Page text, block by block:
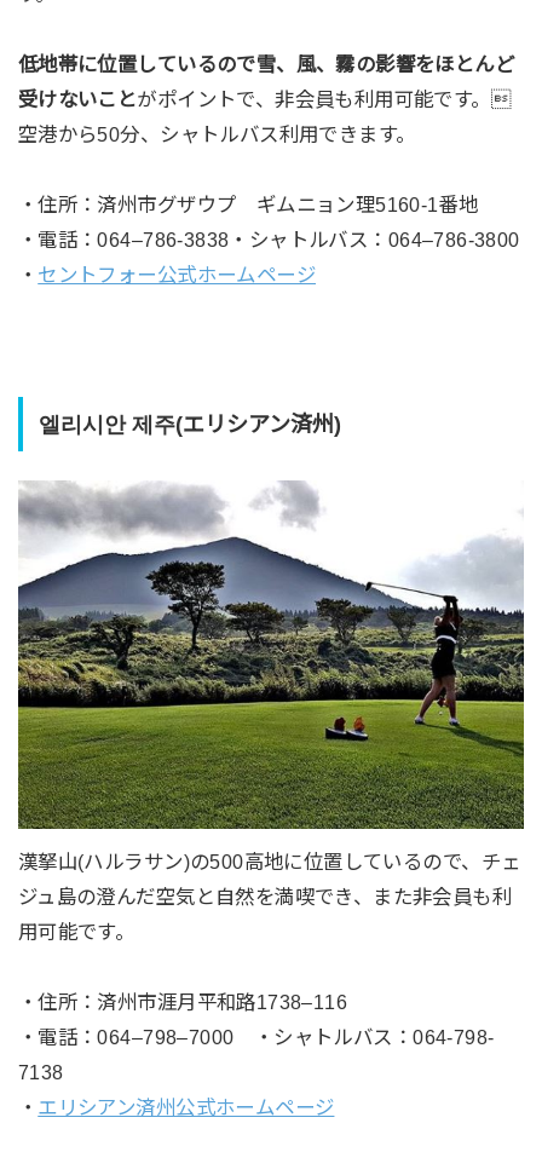
低地帯に位置しているので雪、風、霧の影響をほとんど
受けないことがポイントで、非会員も利用可能です。
空港から50分、シャトルバス利用できます。
・住所：済州市グザウプ ギムニョン理5160-1番地
・電話：064–786-3838・シャトルバス：064–786-3800
・ セントフォー公式ホームページ
엘리시안 제주(エリシアン済州)
漢拏山(ハルラサン)の500高地に位置しているので、チェ
ジュ島の澄んだ空気と自然を満喫でき、また非会員も利
用可能です。
・住所：済州市涯月平和路1738–116
・電話：064–798–7000 ・シャトルバス：064-798-
7138
・ エリシアン済州公式ホームページ